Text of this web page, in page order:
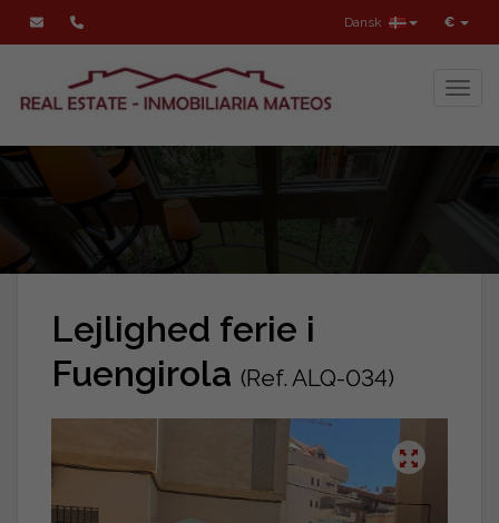
€
Dansk
Lejlighed ferie i
Fuengirola (Ref. ALQ-034)